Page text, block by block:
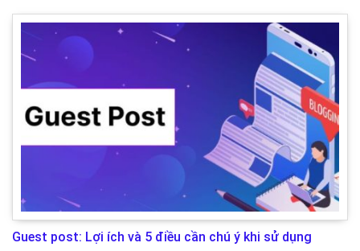
Guest post: Lợi ích và 5 điều cần chú ý khi sử dụng